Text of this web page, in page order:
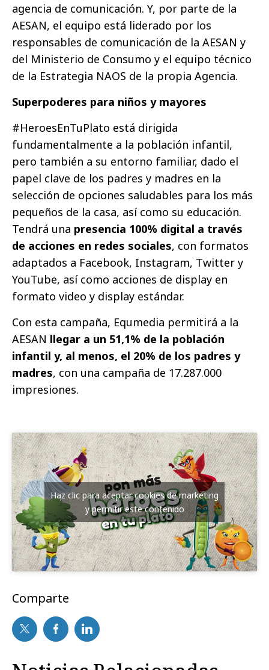
agencia de comunicación. Y, por parte de la
AESAN, el equipo está liderado por los
responsables de comunicación de la AESAN y
del Ministerio de Consumo y el equipo técnico
de la Estrategia NAOS de la propia Agencia.
Superpoderes para niños y mayores
#HeroesEnTuPlato está dirigida
fundamentalmente a la población infantil,
pero también a su entorno familiar, dado el
papel clave de los padres y madres en la
selección de opciones saludables para los más
pequeños de la casa, así como su educación.
Tendrá una presencia 100% digital a través
de acciones en redes sociales, con formatos
adaptados a Facebook, Instagram, Twitter y
YouTube, así como acciones de display en
formato video y display estándar.
Con esta campaña, Equmedia permitirá a la
AESAN llegar a un 51,1% de la población
infantil y, al menos, el 20% de los padres y
madres, con una campaña de 17.287.000
impresiones.
Haz clic para aceptar cookies de marketing
y permitir este contenido
Comparte